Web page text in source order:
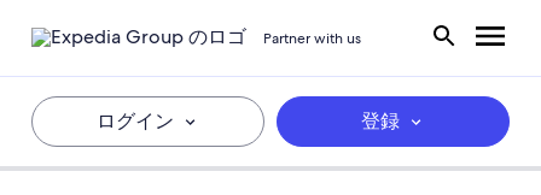
Partner with us
ログイン 登録